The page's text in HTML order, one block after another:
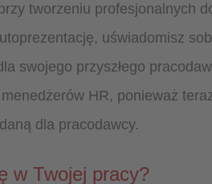
tworzeniu profesjonalnych
uświadomisz
swojego przyszłego
HR, ponieważ
dla pracodawcy.
w Twojej pracy?